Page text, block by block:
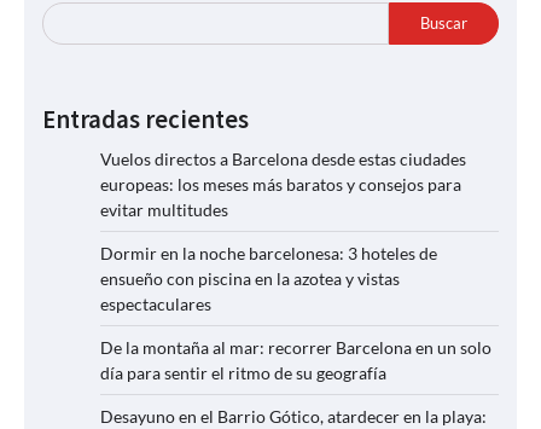
Buscar
Entradas recientes
Vuelos directos a Barcelona desde estas ciudades
europeas: los meses más baratos y consejos para
evitar multitudes
Dormir en la noche barcelonesa: 3 hoteles de
ensueño con piscina en la azotea y vistas
espectaculares
De la montaña al mar: recorrer Barcelona en un solo
día para sentir el ritmo de su geografía
Desayuno en el Barrio Gótico, atardecer en la playa: